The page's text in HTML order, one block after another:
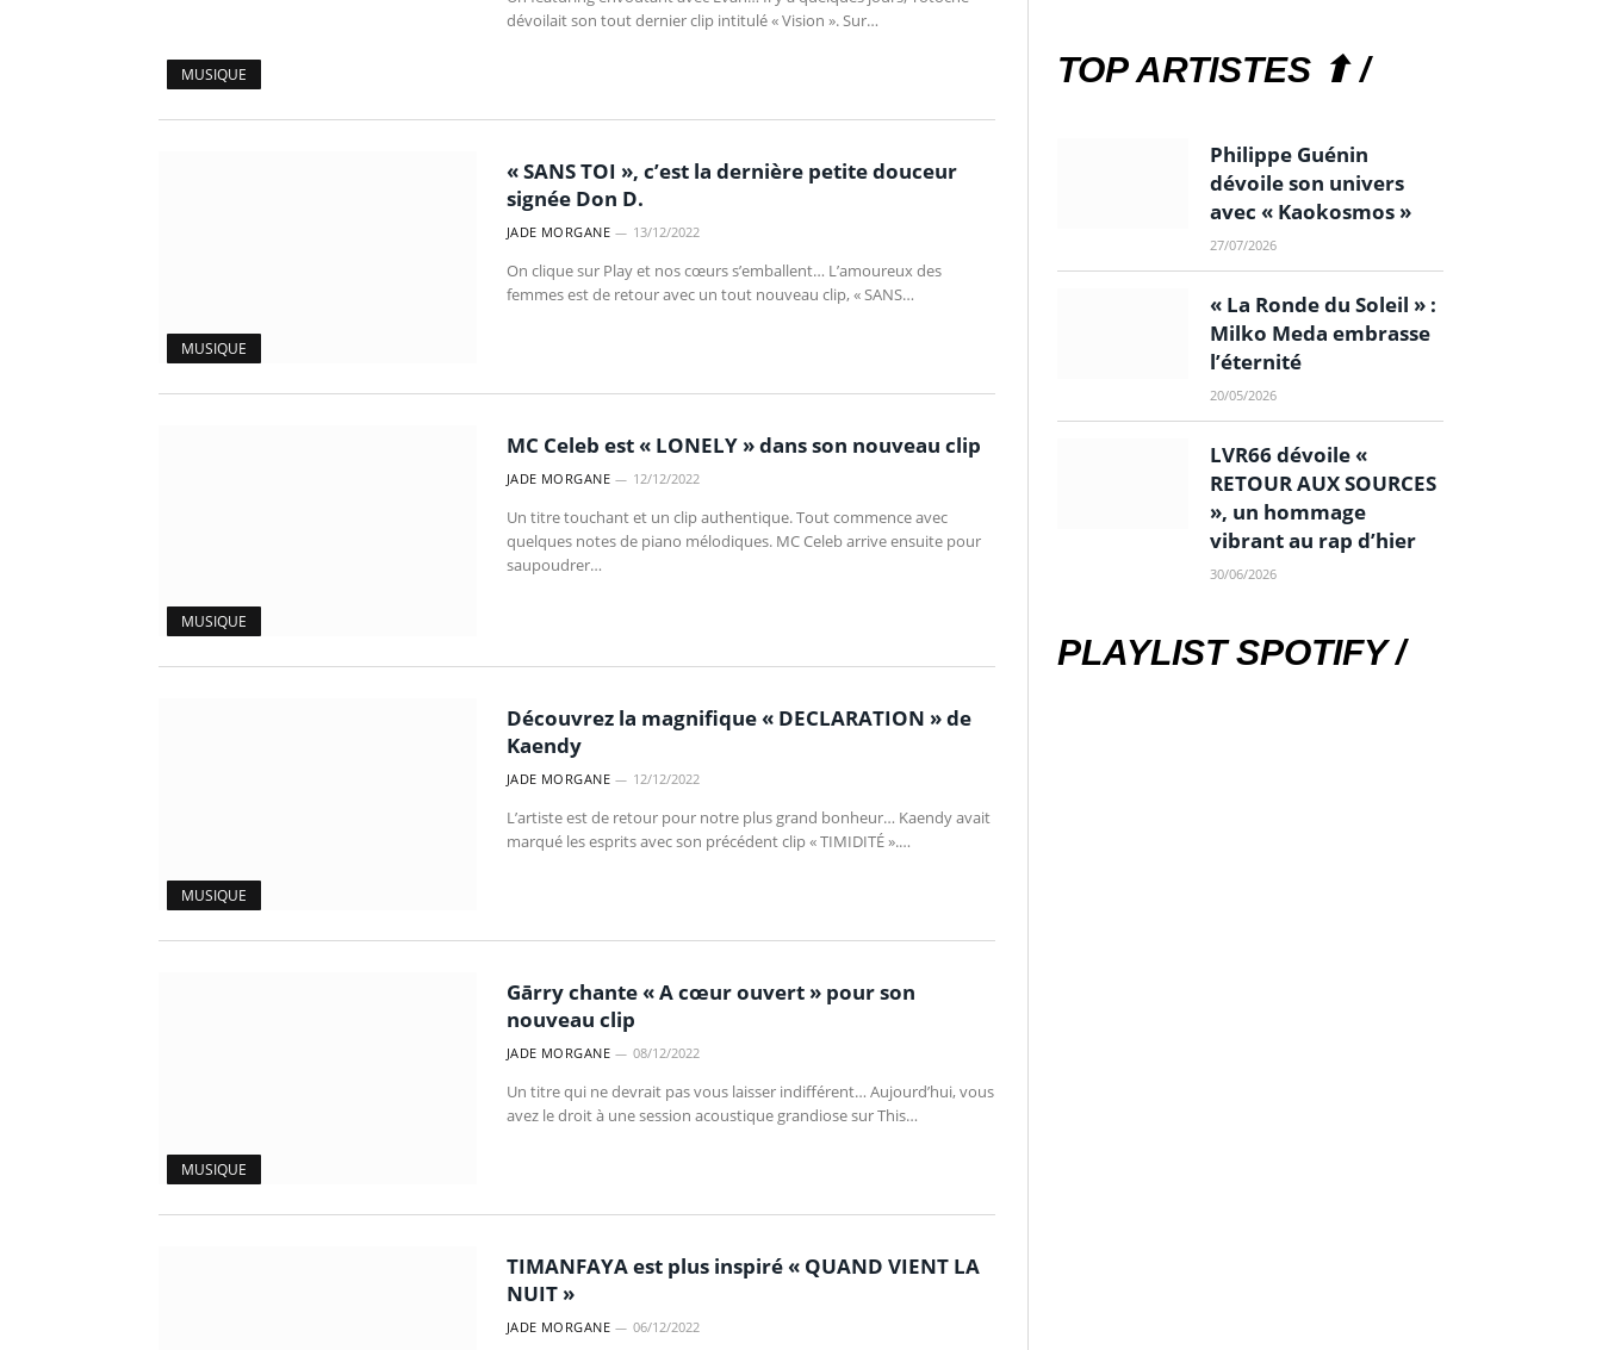
MUSIQUE
dévoilait son tout dernier clip intitulé « Vision ». Sur…
MUSIQUE
« SANS TOI », c’est la dernière petite douceur
signée Don D.
JADE MORGANE 13/12/2022
On clique sur Play et nos cœurs s’emballent… L’amoureux des
femmes est de retour avec un tout nouveau clip, « SANS…
MUSIQUE
MC Celeb est « LONELY » dans son nouveau clip
JADE MORGANE 12/12/2022
Un titre touchant et un clip authentique. Tout commence avec
quelques notes de piano mélodiques. MC Celeb arrive ensuite pour
saupoudrer…
MUSIQUE
Découvrez la magnifique « DECLARATION » de
Kaendy
JADE MORGANE 12/12/2022
L’artiste est de retour pour notre plus grand bonheur… Kaendy avait
marqué les esprits avec son précédent clip « TIMIDITÉ ».…
MUSIQUE
Gārry chante « A cœur ouvert » pour son
nouveau clip
JADE MORGANE 08/12/2022
Un titre qui ne devrait pas vous laisser indifférent… Aujourd’hui, vous
avez le droit à une session acoustique grandiose sur This…
TIMANFAYA est plus inspiré « QUAND VIENT LA
NUIT »
JADE MORGANE 06/12/2022
TOP ARTISTES ⬆ /
Philippe Guénin
dévoile son univers
avec « Kaokosmos »
27/07/2026
« La Ronde du Soleil » :
Milko Meda embrasse
l’éternité
20/05/2026
LVR66 dévoile «
RETOUR AUX SOURCES
», un hommage
vibrant au rap d’hier
30/06/2026
PLAYLIST SPOTIFY /